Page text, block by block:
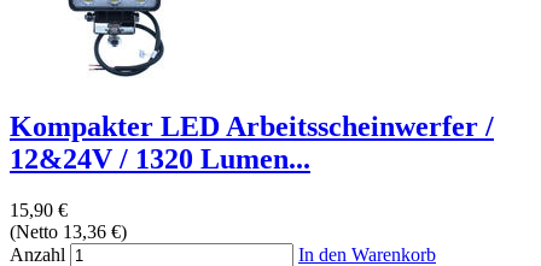
Kompakter LED Arbeitsscheinwerfer /
12&24V / 1320 Lumen...
15,90 €
(Netto 13,36 €)
Anzahl
In den Warenkorb